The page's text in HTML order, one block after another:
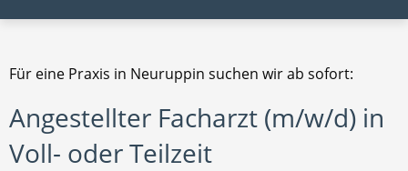
Für eine Praxis in Neuruppin suchen wir ab sofort:
Angestellter Facharzt (m/w/d) in
Voll- oder Teilzeit